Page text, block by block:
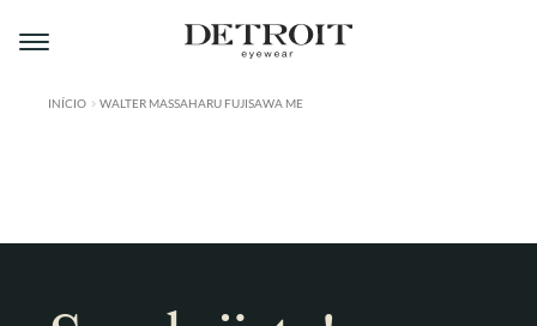
Pular
para
Pular
para
A MONTMARTRE
INÍCIO WALTER MASSAHARU FUJISAWA ME